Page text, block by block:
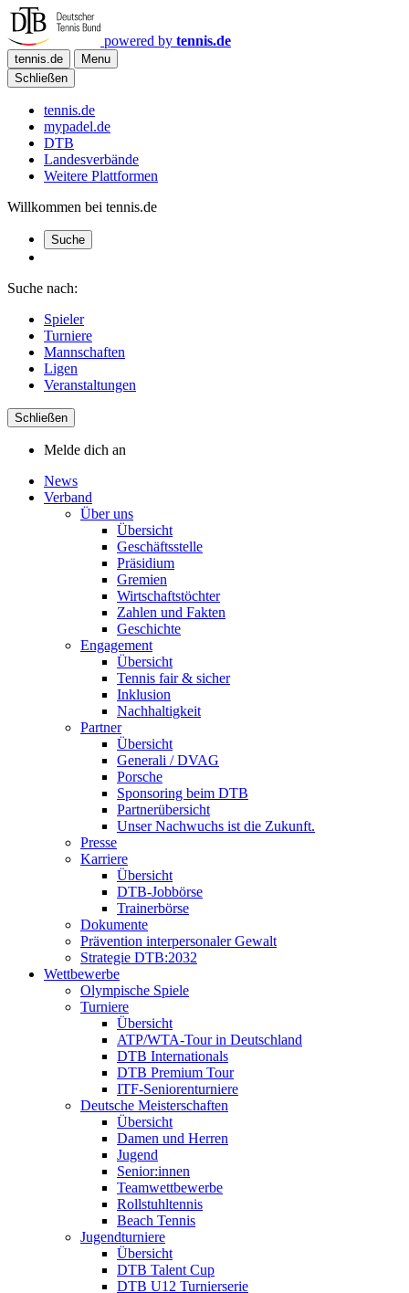
powered by tennis.de
tennis.de
Menu
Schließen
tennis.de
mypadel.de
DTB
Landesverbände
Weitere Plattformen
Willkommen bei tennis.de
Suche
Suche nach:
Spieler
Turniere
Mannschaften
Ligen
Veranstaltungen
Schließen
Melde dich an
News
Verband
Über uns
Übersicht
Geschäftsstelle
Präsidium
Gremien
Wirtschaftstöchter
Zahlen und Fakten
Geschichte
Engagement
Übersicht
Tennis fair & sicher
Inklusion
Nachhaltigkeit
Partner
Übersicht
Generali / DVAG
Porsche
Sponsoring beim DTB
Partnerübersicht
Unser Nachwuchs ist die Zukunft.
Presse
Karriere
Übersicht
DTB-Jobbörse
Trainerbörse
Dokumente
Prävention interpersonaler Gewalt
Strategie DTB:2032
Wettbewerbe
Olympische Spiele
Turniere
Übersicht
ATP/WTA-Tour in Deutschland
DTB Internationals
DTB Premium Tour
ITF-Seniorenturniere
Deutsche Meisterschaften
Übersicht
Damen und Herren
Jugend
Senior:innen
Teamwettbewerbe
Rollstuhltennis
Beach Tennis
Jugendturniere
Übersicht
DTB Talent Cup
DTB U12 Turnierserie